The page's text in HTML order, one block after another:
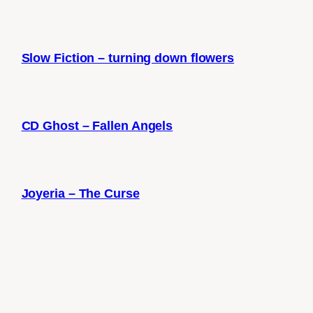
Slow Fiction – turning down flowers
CD Ghost – Fallen Angels
Joyeria – The Curse